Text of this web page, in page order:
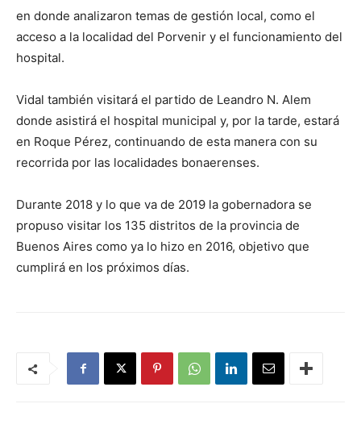
en donde analizaron temas de gestión local, como el
acceso a la localidad del Porvenir y el funcionamiento del
hospital.
Vidal también visitará el partido de Leandro N. Alem
donde asistirá el hospital municipal y, por la tarde, estará
en Roque Pérez, continuando de esta manera con su
recorrida por las localidades bonaerenses.
Durante 2018 y lo que va de 2019 la gobernadora se
propuso visitar los 135 distritos de la provincia de
Buenos Aires como ya lo hizo en 2016, objetivo que
cumplirá en los próximos días.